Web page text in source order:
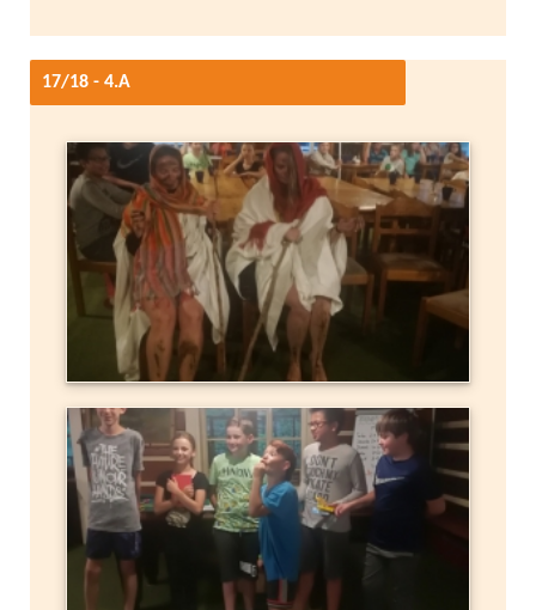
17/18 - 4.A